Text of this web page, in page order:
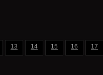
13 14 15 16 17